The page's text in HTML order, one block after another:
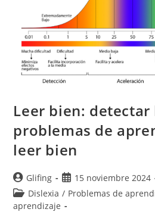
Leer bien: detectar
problemas de
leer bien
Glifing
15 noviembre 2024
Dislexia / Problemas de
aprendizaje